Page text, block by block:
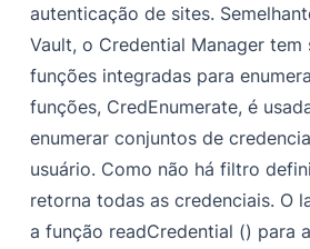
autenticação de sites.
Vault, o Credential Manager tem
funções integradas para
funções, CredEnumerate, é
enumerar conjuntos de
usuário. Como não há filtro
retorna todas as credenciais. O
a função readCredential () para